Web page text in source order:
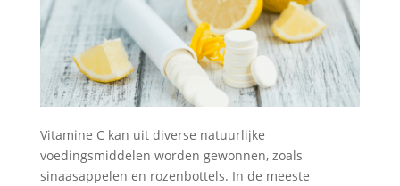
Vitamine C kan uit diverse natuurlijke
voedingsmiddelen worden gewonnen, zoals
sinaasappelen en rozenbottels. In de meeste